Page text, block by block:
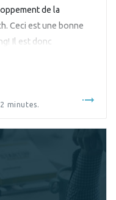
de la
Ceci est une bonne
Il est donc
2 minutes.